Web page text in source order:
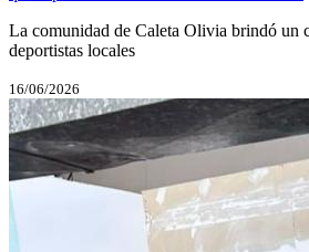
La comunidad de Caleta Olivia brindó un
deportistas locales
16/06/2026